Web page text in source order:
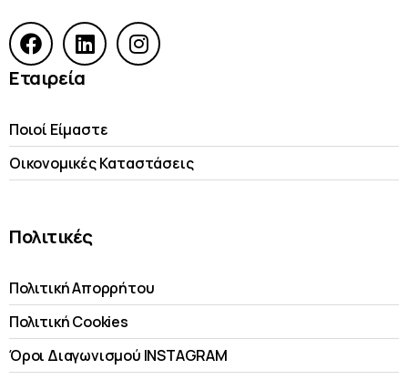
Εταιρεία
Ποιοί Είμαστε
Οικονομικές Kαταστάσεις
Πολιτικές
Πολιτική Απορρήτου
Πολιτική Cookies
Όροι Διαγωνισμού INSTAGRAM